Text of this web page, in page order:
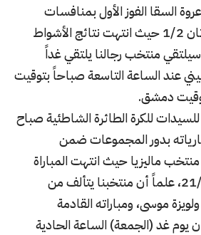
السقا الفوز الأول بمنافسات
الدورة على منتخب بوتان 1/2 حيث انتهت نتائج الأشواط
٢١/١٢-٨/١٥) وسيلتقي منتخب رجالنا يلتقي غداً
عند الساعة التاسعة صباحاً بتوقيت
دمشق.
للكرة الطائرة الشاطئية صباح
بدور المجموعات ضمن
ماليزيا حيث انتهت المباراة
2/0 بواقع 21/14-21/6، علماً أن منتخبنا يتألف من
موسى، ومباراته القادمة
يوم غد (الجمعة) الساعة الحادية